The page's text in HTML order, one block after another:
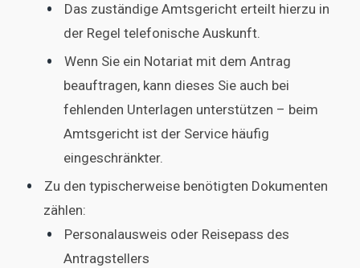
Das zuständige Amtsgericht erteilt hierzu in
der Regel telefonische Auskunft.
Wenn Sie ein Notariat mit dem Antrag
beauftragen, kann dieses Sie auch bei
fehlenden Unterlagen unterstützen – beim
Amtsgericht ist der Service häufig
eingeschränkter.
Zu den typischerweise benötigten Dokumenten
zählen:
Personalausweis oder Reisepass des
Antragstellers